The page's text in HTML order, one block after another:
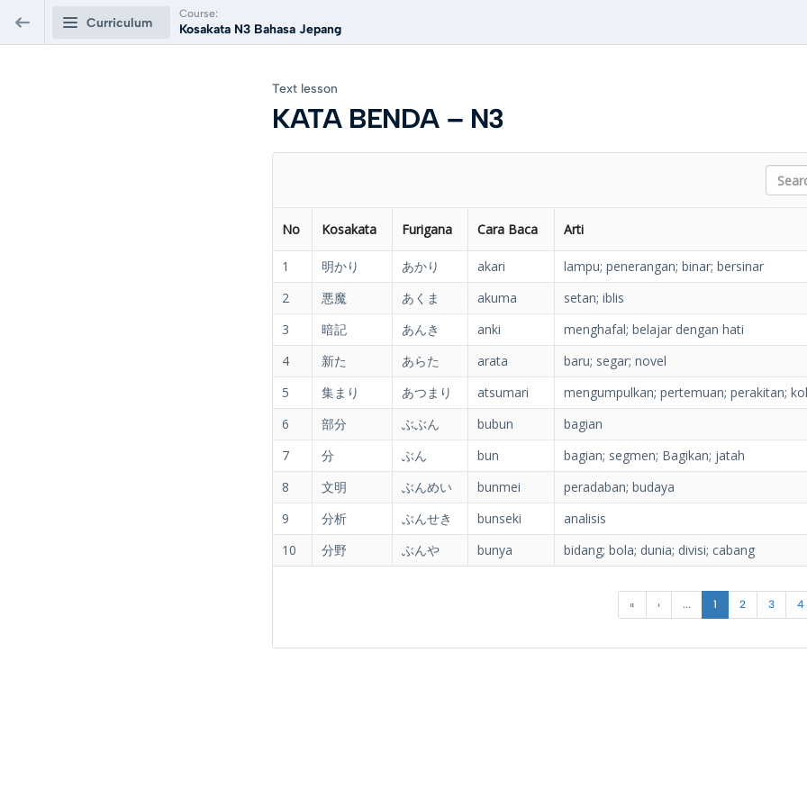
Curriculum
Course:
Kosakata N3 Bahasa Jepang
0/5
PREVIEW
PREVIEW
Text lesson
KATA BENDA – N3
Search
No Kosakata Furigana Cara Baca Arti
« ‹ ... 1 2 3 4
1 明かり あかり akari
lampu; penerangan; binar; bersinar
2
悪魔 あくま akuma
setan; iblis
3
暗記 あんき anki
menghafal; belajar dengan hati
4
新た あらた arata
baru; segar; novel
5
集まり あつまり atsumari
mengumpulkan; pertemuan; perakitan;
6
部分 ぶぶん bubun
bagian
7
分 ぶん bun
bagian; segmen; Bagikan; jatah
8
文明 ぶんめい bunmei
peradaban; budaya
9
分析 ぶんせき bunseki
analisis
10
分野 ぶんや bunya bidang; bola; dunia; divisi; cabang